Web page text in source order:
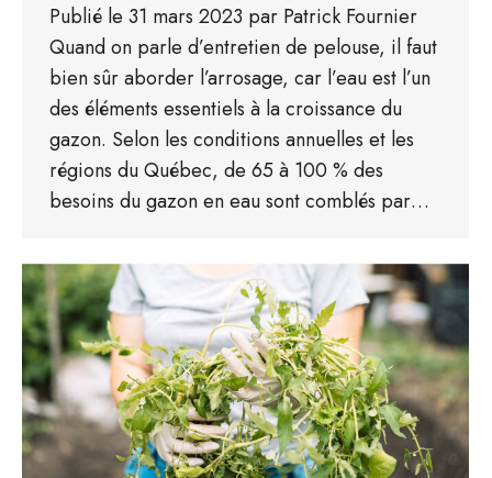
Publié le 31 mars 2023 par Patrick Fournier
Quand on parle d’entretien de pelouse, il faut
bien sûr aborder l’arrosage, car l’eau est l’un
des éléments essentiels à la croissance du
gazon. Selon les conditions annuelles et les
régions du Québec, de 65 à 100 % des
besoins du gazon en eau sont comblés par…